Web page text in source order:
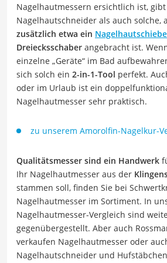
Nagelhautmessern ersichtlich ist,
Nagelhautschneider als auch solche,
zusätzlich etwa ein
Dreiecksschaber angebracht ist.
einzelne „Geräte“ im Bad
sich solch ein 2-in-1-Tool perfekt.
oder im Urlaub ist ein
Nagelhautmesser sehr praktisch.
zu unserem Amorolfin-Nagelkur-
Qualitätsmesser sind ein Handwerk
Ihr Nagelhautmesser aus der
stammen soll, finden Sie bei
Nagelhautmesser im Sortiment. In
Nagelhautmesser-Vergleich sind
gegenübergestellt. Aber auch
verkaufen Nagelhautmesser oder
Nagelhautschneider und